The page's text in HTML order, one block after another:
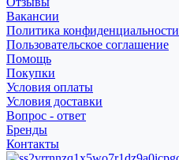
Вакансии
Политика конфиденциальности
Пользовательское соглашение
Помощь
Покупки
Условия оплаты
Условия доставки
Вопрос - ответ
Бренды
Контакты